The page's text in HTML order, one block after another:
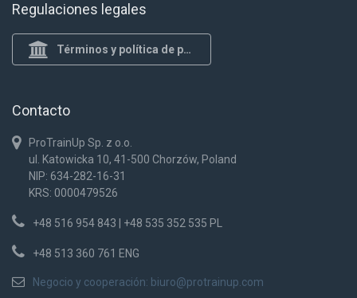
Regulaciones legales
Términos y política de privacidad
Contacto
ProTrainUp Sp. z o.o.
ul. Katowicka 10, 41-500 Chorzów, Poland
NIP: 634-282-16-31
KRS: 0000479526
+48 516 954 843 | +48 535 352 535 PL
+48 513 360 761 ENG
Negocio y cooperación: biuro@protrainup.com